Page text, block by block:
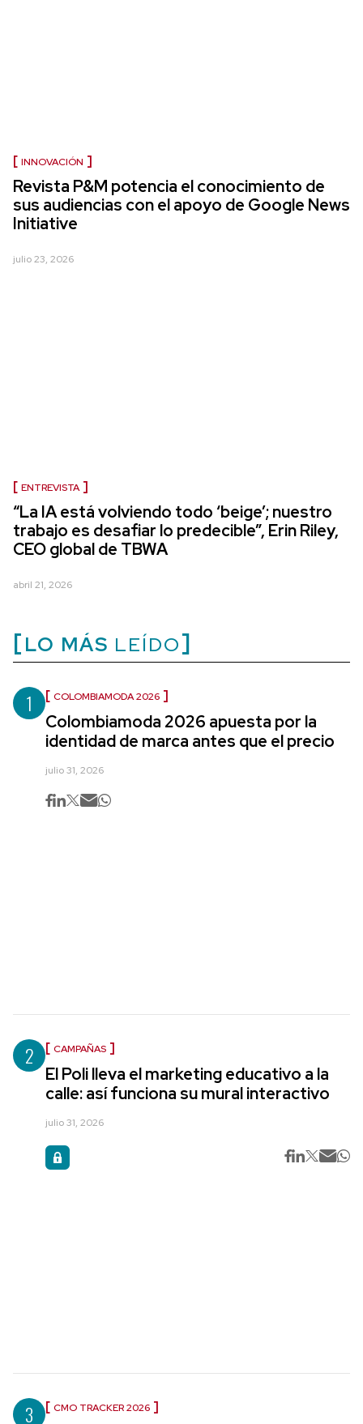
INNOVACIÓN
Revista P&M potencia el conocimiento de
sus audiencias con el apoyo de Google News
Initiative
julio 23, 2026
ENTREVISTA
“La IA está volviendo todo ‘beige’; nuestro
trabajo es desafiar lo predecible”, Erin Riley,
CEO global de TBWA
abril 21, 2026
LO MÁS LEÍDO
1 COLOMBIAMODA 2026
Colombiamoda 2026 apuesta por la
identidad de marca antes que el precio
julio 31, 2026
2 CAMPAÑAS
El Poli lleva el marketing educativo a la
calle: así funciona su mural interactivo
julio 31, 2026
3 CMO TRACKER 2026